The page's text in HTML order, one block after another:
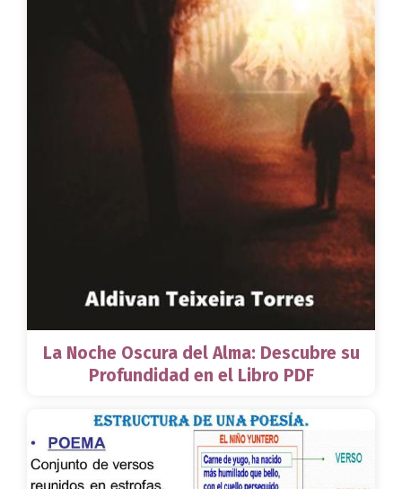
La Noche Oscura del Alma: Descubre su
Profundidad en el Libro PDF